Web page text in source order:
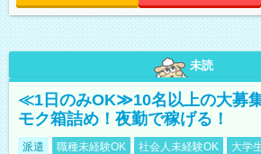
未読
≪1日のみOK≫10名以上の大募
モク箱詰め！夜勤で稼げる！
派遣 職種未経験OK 社会人未経験OK 大学